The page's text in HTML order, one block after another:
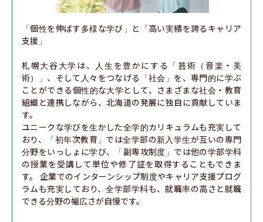
「個性を伸ばす多様な学び」と「高い実績を誇るキャリア
支援」
札幌大谷大学は、人生を豊かにする「芸術（音楽・美
術）」、そして人々をつなげる「社会」を、専門的に学ぶ
ことができる個性的な大学として、さまざまな社会・教育
組織と連携しながら、北海道の発展に独自に貢献していま
す。
ユニークな学びを生かした全学的カリキュラムも充実して
おり、「初年次教育」では全学部の新入学生が互いの専門
分野をいっしょに学び、「副専攻制度」では他の学部学科
の授業を受講して単位や修了証を取得することもできま
す。 企業でのインターンシップ制度やキャリア支援プログ
ラムも充実しており、全学部学科も、就職率の高さと就職
できる分野の幅広さが自慢です。